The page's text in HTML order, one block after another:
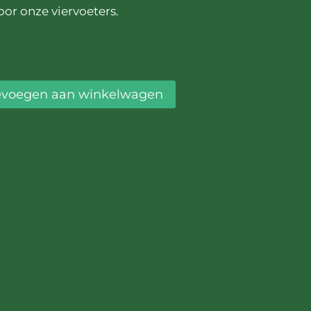
onze viervoeters.
A en D, en natuurlijk 100% natuurlijk en
of over het eten van je harige vrienden en
voor 80 verstuivingen in één flesje!
leven die ze verdienen!
10ml!
aan winkelwagen